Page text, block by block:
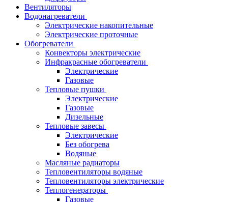
Вентиляторы
Водонагреватели
Электрические накопительные
Электрические проточные
Обогреватели
Конвекторы электрические
Инфракрасные обогреватели
Электрические
Газовые
Тепловые пушки
Электрические
Газовые
Дизельные
Тепловые завесы
Электрические
Без обогрева
Водяные
Масляные радиаторы
Тепловентиляторы водяные
Тепловентиляторы электрические
Теплогенераторы
Газовые